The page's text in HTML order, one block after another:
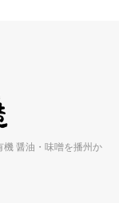
醤油・味噌を播州か